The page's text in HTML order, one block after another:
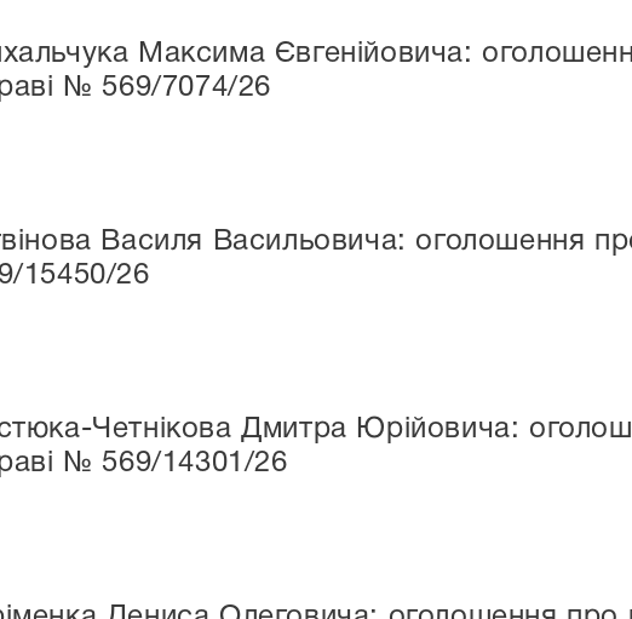
Максима Євгенійовича:
№ 569/7074/26
Василя Васильовича: оголошення
15450/26
Четнікова Дмитра Юрійовича:
№ 569/14301/26